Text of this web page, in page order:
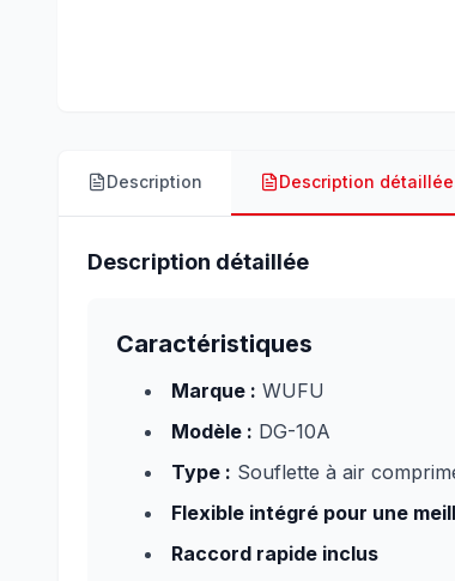
Description Description détaillée
Description détaillée
Caractéristiques
Marque : WUFU
Modèle : DG-10A
Type : Souflette à air
Flexible intégré pour une
Raccord rapide inclus